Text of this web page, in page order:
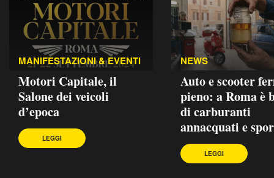
MANIFESTAZIONI & EVENTI
Motori Capitale, il
Salone dei veicoli
d’epoca
LEGGI
NEWS
Auto e scooter
pieno: a Roma è
di carburanti
annacquati e
LEGGI